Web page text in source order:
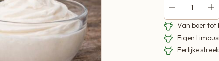
Van boer tot
Eigen
Eerlijke